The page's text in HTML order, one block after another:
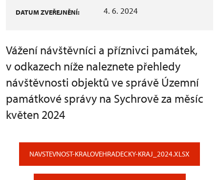
DATUM ZVEŘEJNĚNÍ: 4. 6. 2024
Vážení návštěvníci a příznivci památek,
v odkazech níže naleznete přehledy
návštěvnosti objektů ve správě Územní
památkové správy na Sychrově za měsíc
květen 2024
NAVSTEVNOST-KRALOVEHRADECKY-KRAJ_2024.XLSX